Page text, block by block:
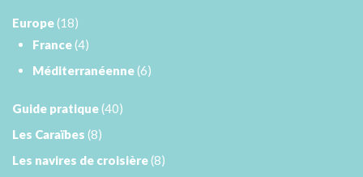
Europe(18)
France(4)
Méditerranéenne(6)
Guide pratique(40)
Les Caraïbes (8)
Les navires de croisière(8)